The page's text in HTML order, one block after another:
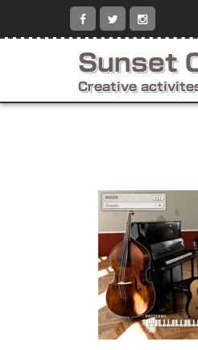
テ
ス
Sunset
Creative